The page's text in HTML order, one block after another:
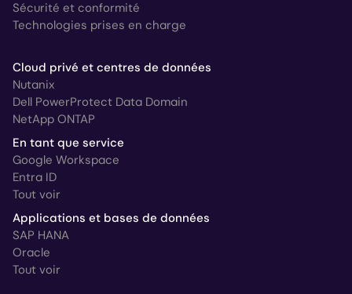
Sécurité et conformité
Technologies prises en charge
Cloud privé et centres de données
Nutanix
Dell PowerProtect Data Domain
NetApp ONTAP
En tant que service
Google Workspace
Entra ID
Tout voir
Applications et bases de données
SAP HANA
Oracle
Tout voir